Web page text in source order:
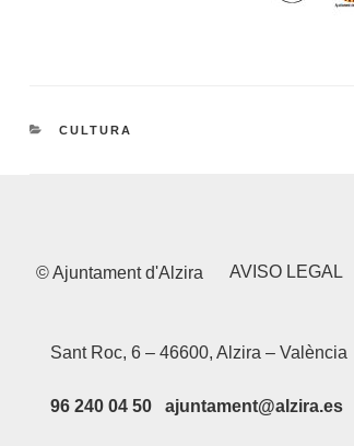
CATEGORIES
CULTURA
© Ajuntament d'Alzira AVISO LEGAL
Sant Roc, 6 – 46600, Alzira – València
96 240 04 50 ajuntament@alzira.es